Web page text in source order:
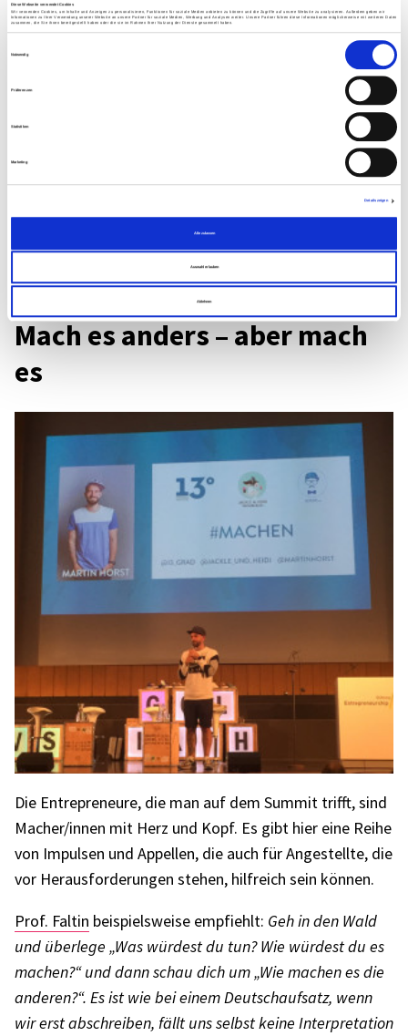
Diese Webseite verwendet Cookies
Wir verwenden Cookies, um Inhalte und Anzeigen zu personalisieren, Funktionen für soziale Medien anbieten zu können und die Zugriffe auf unsere Website zu analysieren. Außerdem geben wir
Informationen zu Ihrer Verwendung unserer Website an unsere Partner für soziale Medien, Werbung und Analysen weiter. Unsere Partner führen diese Informationen möglicherweise mit weiteren Daten
zusammen, die Sie ihnen bereitgestellt haben oder die sie im Rahmen Ihrer Nutzung der Dienste gesammelt haben.
Notwendig
Präferenzen
Statistiken
Marketing
Details zeigen
Alle zulassen
Auswahl erlauben
Ablehnen
sogar an die Wand beamen – und mit Selbst­iro­nie und
Humor von ihren Orga­ni­sa­tio­nen berich­ten. Doch wie
kommt man als Orga­ni­sa­tion zu solchen Werten? Oft
nur gemein­sam! Und wenn die Werte tatsäch­lich gelebt
werden, erge­ben sich die Storys fast wie von selbst…
Stim­men und Menschen zu hören, inspi­riert immer
wieder neu, sich auf die eige­nen Werte zu besin­nen und
len – dafür sind solche Summits schöne Gele­gen­hei­ten.
Mach es anders – aber mach
es
Die Entre­pre­neure, die man auf dem Summit trifft, sind
Macher/innen mit Herz und Kopf. Es gibt hier eine Reihe
von Impul­sen und Appel­len, die auch für Ange­stellte, die
vor Heraus­for­de­run­gen stehen, hilf­reich sein können.
Prof. Faltin beispiels­weise empfiehlt: Geh in den Wald
und über­lege „Was würdest du tun? Wie würdest du es
machen?“ und dann schau dich um „Wie machen es die
ande­ren?“. Es ist wie bei einem Deutsch­auf­satz, wenn
wir erst abschrei­ben, fällt uns selbst keine Inter­pre­ta­tion